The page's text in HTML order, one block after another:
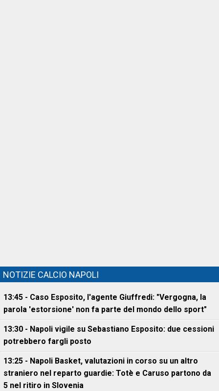
NOTIZIE CALCIO NAPOLI
13:45 - Caso Esposito, l'agente Giuffredi: "Vergogna, la
parola 'estorsione' non fa parte del mondo dello sport"
13:30 - Napoli vigile su Sebastiano Esposito: due cessioni
potrebbero fargli posto
13:25 - Napoli Basket, valutazioni in corso su un altro
straniero nel reparto guardie: Totè e Caruso partono da
5 nel ritiro in Slovenia